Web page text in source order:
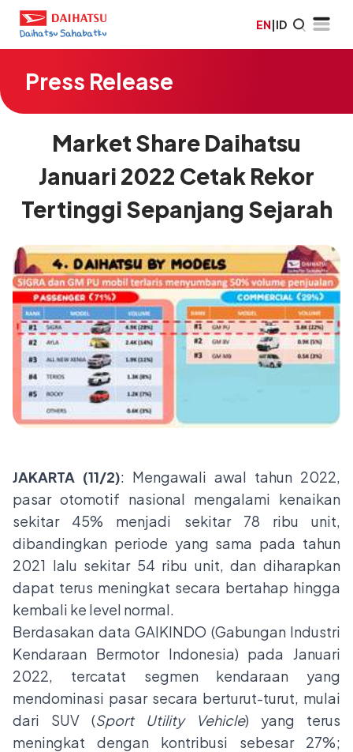
EN|ID
Press Release
Market Share Daihatsu
Januari 2022 Cetak Rekor
Tertinggi Sepanjang Sejarah
JAKARTA (11/2): Mengawali awal tahun 2022,
pasar otomotif nasional mengalami kenaikan
sekitar 45% menjadi sekitar 78 ribu unit,
dibandingkan periode yang sama pada tahun
2021 lalu sekitar 54 ribu unit, dan diharapkan
dapat terus meningkat secara bertahap hingga
kembali ke level normal.
Berdasakan data GAIKINDO (Gabungan Industri
Kendaraan Bermotor Indonesia) pada Januari
2022, tercatat segmen kendaraan yang
mendominasi pasar secara berturut-turut, mulai
dari SUV (Sport Utility Vehicle) yang terus
meningkat dengan kontribusi sebesar 27%;